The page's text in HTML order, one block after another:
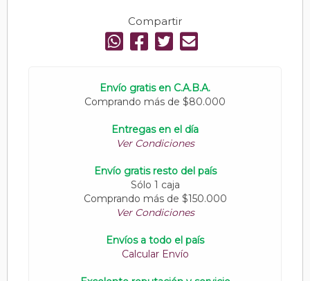
Compartir
Envío gratis en C.A.B.A.
Comprando más de $80.000
Entregas en el día
Ver Condiciones
Envío gratis resto del país
Sólo 1 caja
Comprando más de $150.000
Ver Condiciones
Envíos a todo el país
Calcular Envío